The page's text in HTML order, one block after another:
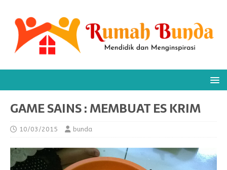
GAME SAINS : MEMBUAT ES KRIM
10/03/2015 bunda